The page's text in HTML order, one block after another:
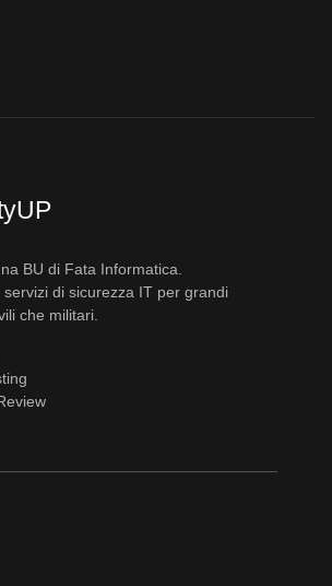
BU di Fata Informatica.
di sicurezza IT per grandi
che militari.